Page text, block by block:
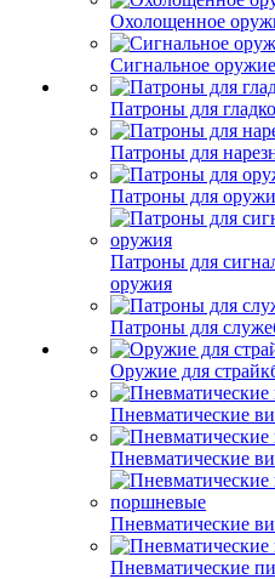
Охолощенное
Сигнальное оружие
Патроны для
Патроны для
Патроны для
Патроны для
оружия
Патроны для
Оружие для
Пневматические
Пневматические
Пневматические
Пневматические